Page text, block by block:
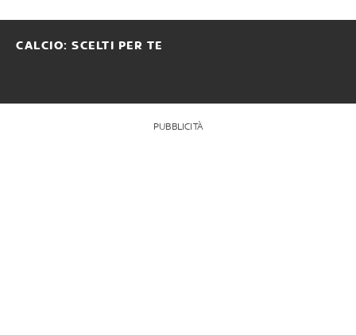
CALCIO: SCELTI PER TE
PUBBLICITÀ